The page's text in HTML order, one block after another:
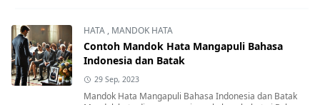
HATA , MANDOK HATA
Contoh Mandok Hata Mangapuli Bahasa
Indonesia dan Batak
29 Sep, 2023
Mandok Hata Mangapuli Bahasa Indonesia dan Batak